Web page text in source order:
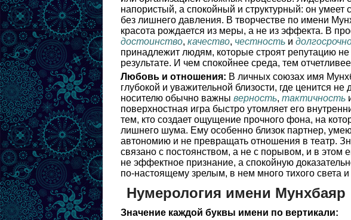
напористый, а спокойный и структурный: он умеет
без лишнего давления. В творчестве по имени
красота рождается из меры, а не из эффекта. В
достоинство, качество, честность и
принадлежит людям, которые строят репутацию
результате. И чем спокойнее среда, тем
Любовь и отношения: В личных союзах имя
глубокой и уважительной близости, где ценится
носителю обычно важны верность, тактичность
поверхностная игра быстро утомляет его
тем, кто создает ощущение прочного фона, на
лишнего шума. Ему особенно близок партнер,
автономию и не превращать отношения в театр.
связано с постоянством, а не с порывом, и в этом
не эффектное признание, а спокойную
по-настоящему зрелым, в нем много тихого света
Нумерология имени Мунхбаяр
Значение каждой буквы имени по вертикали: